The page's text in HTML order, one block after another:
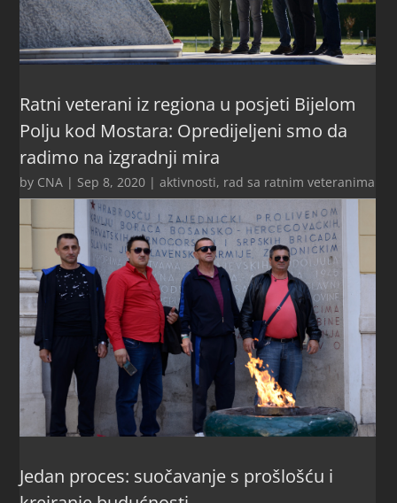
Ratni veterani iz regiona u posjeti Bijelom
Polju kod Mostara: Opredijeljeni smo da
radimo na izgradnji mira
by CNA | Sep 8, 2020 |aktivnosti, rad sa ratnim veteranima
Jedan proces: suočavanje s prošlošću i